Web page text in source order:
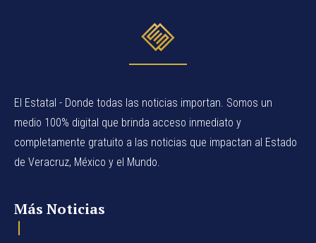
El Estatal - Donde todas las noticias importan. Somos un
medio 100% digital que brinda acceso inmediato y
completamente gratuito a las noticias que impactan al Estado
de Veracruz, México y el Mundo.
Más Noticias